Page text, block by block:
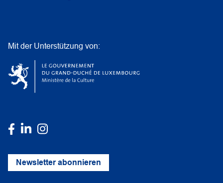
Mit der Unterstützung von:
Newsletter abonnieren